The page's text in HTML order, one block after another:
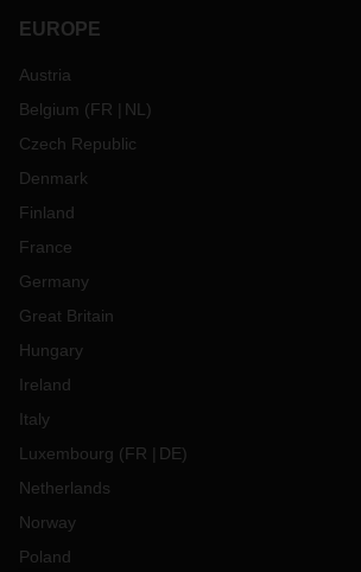
EUROPE
Austria
Belgium (FR NL )
Czech Republic
Denmark
Finland
France
Germany
Great Britain
Hungary
Ireland
Italy
Luxembourg (FR DE)
Netherlands
Norway
Poland